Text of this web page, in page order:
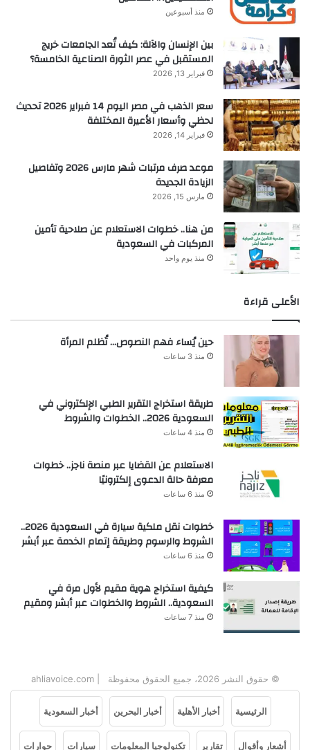
منذ أسبوعين
بين الإنسان والآلة: كيف تُعد الجامعات خريج
المستقبل في عصر الثورة الصناعية الخامسة؟
فبراير 13, 2026
سعر الذهب في مصر اليوم 14 فبراير 2026 تحديث
لحظي وأسعار الأعيرة المختلفة
فبراير 14, 2026
موعد صرف مرتبات شهر مارس 2026 وتفاصيل
الزيادة الجديدة
مارس 15, 2026
من هنا.. خطوات الاستعلام عن صلاحية تأمين
المركبات في السعودية
منذ يوم واحد
الأعلى قراءة
حين يُساء فهم النصوص… تُظلم المرأة
منذ 3 ساعات
طريقة استخراج التقرير الطبي الإلكتروني في
السعودية 2026.. الخطوات والشروط
منذ 4 ساعات
الاستعلام عن القضايا عبر منصة ناجز.. خطوات
معرفة حالة الدعوى إلكترونيًا
منذ 6 ساعات
خطوات نقل ملكية سيارة في السعودية 2026..
الشروط والرسوم وطريقة إتمام الخدمة عبر أبشر
منذ 6 ساعات
كيفية استخراج هوية مقيم لأول مرة في
السعودية.. الشروط والخطوات عبر أبشر ومقيم
منذ 7 ساعات
© حقوق النشر 2026، جميع الحقوق محفوظة | ahliavoice.com
الرئيسية أخبار الأهلية أخبار البحرين أخبار السعودية
أشعار وأقوال تقارير تكنولوجيا المعلومات سيارات حوارات